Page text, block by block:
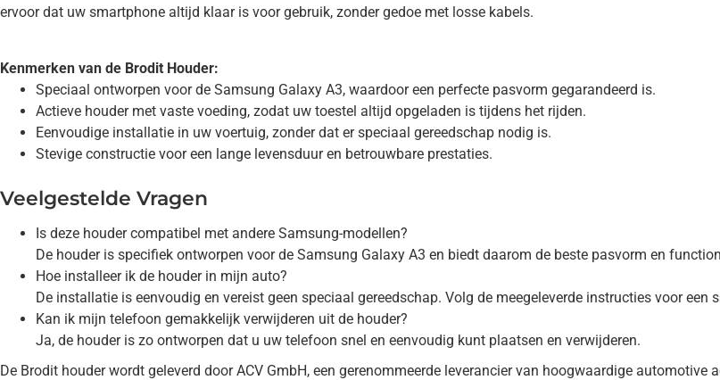
ervoor dat uw smartphone altijd klaar is voor gebruik, zonder gedoe met losse kabels.
Kenmerken van de Brodit Houder:
Speciaal ontworpen voor de Samsung Galaxy A3, waardoor een perfecte pasvorm gegarandeerd is.
Actieve houder met vaste voeding, zodat uw toestel altijd opgeladen is tijdens het rijden.
Eenvoudige installatie in uw voertuig, zonder dat er speciaal gereedschap nodig is.
Stevige constructie voor een lange levensduur en betrouwbare prestaties.
Veelgestelde Vragen
Is deze houder compatibel met andere Samsung-modellen?
De houder is specifiek ontworpen voor de Samsung Galaxy A3 en biedt daarom de beste pasvorm en
Hoe installeer ik de houder in mijn auto?
De installatie is eenvoudig en vereist geen speciaal gereedschap. Volg de meegeleverde instructies voor een
Kan ik mijn telefoon gemakkelijk verwijderen uit de houder?
Ja, de houder is zo ontworpen dat u uw telefoon snel en eenvoudig kunt plaatsen en verwijderen.
De Brodit houder wordt geleverd door ACV GmbH, een gerenommeerde leverancier van hoogwaardige